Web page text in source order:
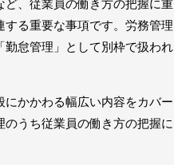
、従業員の働き方の把握に重
る重要な事項です。労務管理
怠管理」として別枠で扱われ
かかわる幅広い内容をカバー
うち従業員の働き方の把握に